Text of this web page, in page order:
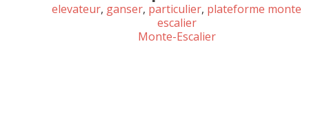
elevateur, ganser, particulier, plateforme monte
escalier
Monte-Escalier